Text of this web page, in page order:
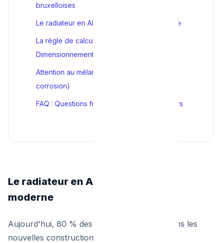
bruxelloises
Le radiateur en Aluminium : La réactivité pure
La règle de calcul de puissance (Le
Dimensionnement)
Attention au mélange des matériaux (La
corrosion)
FAQ : Questions fréquentes sur les radiateurs
Le radiateur en Acier : Le standard
moderne
Aujourd'hui, 80 % des radiateurs installés dans les
nouvelles constructions ou les rénovations